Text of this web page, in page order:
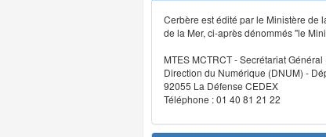
Cerbère est édité par le Ministère de
de la Mer, ci-après dénommés "le
MTES MCTRCT - Secrétariat Général
Direction du Numérique (DNUM) -
92055 La Défense CEDEX
Téléphone : 01 40 81 21 22